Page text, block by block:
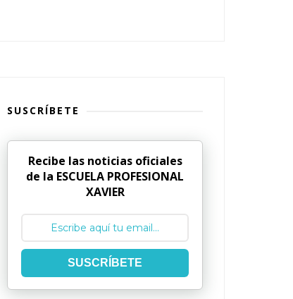
SUSCRÍBETE
Recibe las noticias oficiales
de la ESCUELA PROFESIONAL
XAVIER
SUSCRÍBETE